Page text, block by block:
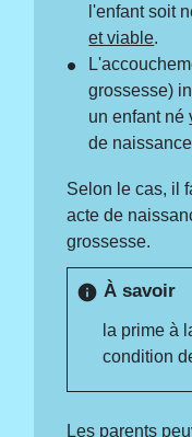
l'enfant soit
et viable.
grossesse)
un enfant né
de
Selon le cas, il
acte de
grossesse.
info À savoir
la prime à
condition
Les parents